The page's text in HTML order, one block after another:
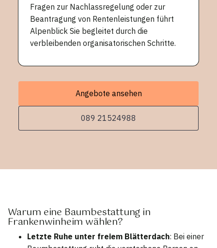
Fragen zur Nachlassregelung oder zur
Beantragung von Rentenleistungen führt
Alpenblick Sie begleitet durch die
verbleibenden organisatorischen Schritte.
Angebote ansehen
089 21524988
Warum eine Baumbestattung in
Frankenwinheim wählen?
Letzte Ruhe unter freiem Blätterdach: Bei einer